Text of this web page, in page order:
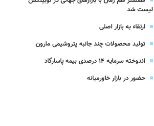
لیست شد
ارتقاء به بازار اصلی
تولید محصولات چند جانبه پتروشیمی مارون
اندوخته سرمایه 14 درصدی بیمه پاسارگاد
حضور در بازار خاورمیانه